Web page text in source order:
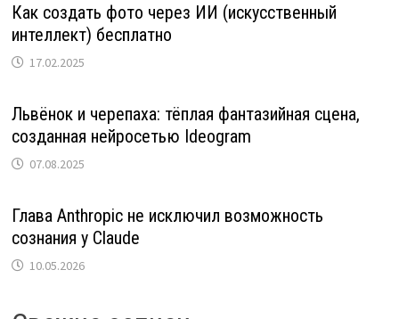
Как создать фото через ИИ (искусственный
интеллект) бесплатно
17.02.2025
Львёнок и черепаха: тёплая фантазийная сцена,
созданная нейросетью Ideogram
07.08.2025
Глава Anthropic не исключил возможность
сознания у Claude
10.05.2026